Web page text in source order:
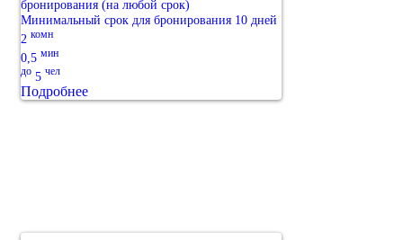
бронирования (на любой срок)
Минимальный срок для бронирования 10 дней
2 комн
0,5 мин
до 5 чел
Подробнее